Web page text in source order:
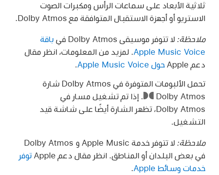
ثلاثية الأبعاد على سماعات الرأس ومكبرات الصوت
الاستريو أو أجهزة الاستقبال المتوافقة مع Dolby Atmos.
ملاحظة: لا تتوفر موسيقى Dolby Atmos في
باقة
Apple Music Voice . لمزيد من المعلومات، انظر مقال
دعم Apple
حول Apple Music Voice
تحمل الألبومات المتوفرة في Dolby Atmos شارة
Dolby Atmos
.إذا تم تشغيل مسار في
Dolby Atmos، تظهر الشارة أيضًا على شاشة قيد
التشغيل.
ملاحظة:
لا تتوفر خدمة Apple Music و Dolby Atmos
في بعض البلدان أو المناطق. انظر مقال دعم Apple
توفر
خدمات وسائط Apple